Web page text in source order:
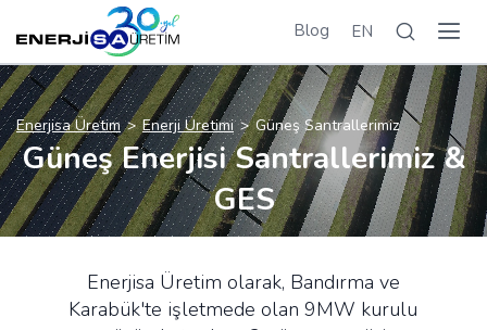
Blog EN
Enerjisa Üretim Enerji Üretimi Güneş Santrallerimiz
Güneş Enerjisi Santrallerimiz &
GES
Enerjisa Üretim olarak, Bandırma ve
Karabük'te işletmede olan 9MW kurulu